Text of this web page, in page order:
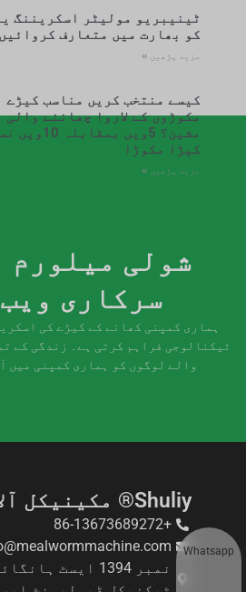
ٹینیبریو مولیٹر اسکریننگ
کو بھارت میں متعارف کروائیں
مزید پڑھیں »
کیسے منتخب کریں مناسب کیڑے
مکوڑوں کے لاروا چھاننے والی
مشین؟ 5ویں
کیڑا مکوڑا
مزید پڑھیں »
شولی میلورم
سرکاری
ہماری کمپنی کھانے کے کیڑے کی
ٹیکنالوجی فراہم کرتی ہے۔ زندگی کے
والے لوگوں کو ہماری کمپنی میں
Shuliy® مکینیکل آلات co. LTD
+86-13673689272
نمبر 1394 ایسٹ
Whatsapp